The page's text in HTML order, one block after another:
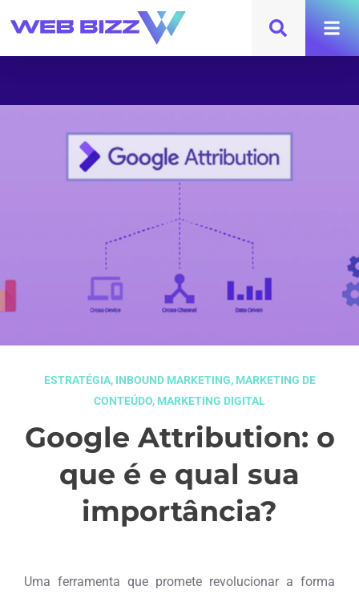
ESTRATÉGIA, INBOUND MARKETING, MARKETING DE
CONTEÚDO, MARKETING DIGITAL
Google Attribution: o
que é e qual sua
importância?
Uma ferramenta que promete revolucionar a forma